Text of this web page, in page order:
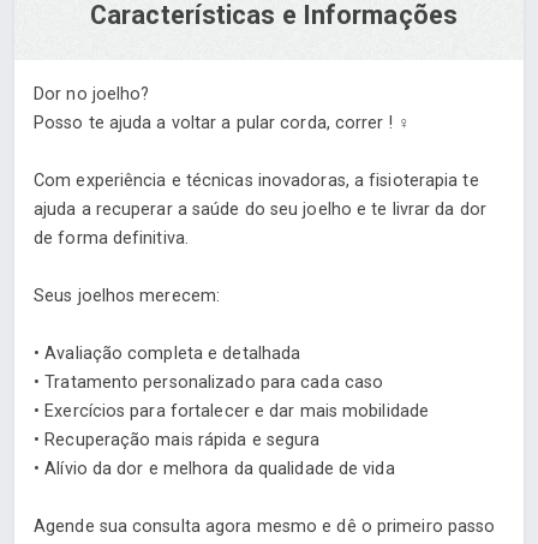
Características e Informações
Dor no joelho?
Posso te ajuda a voltar a pular corda, correr ! ‍♀️
Com experiência e técnicas inovadoras, a fisioterapia te
ajuda a recuperar a saúde do seu joelho e te livrar da dor
de forma definitiva.
Seus joelhos merecem:
• Avaliação completa e detalhada
• Tratamento personalizado para cada caso
• Exercícios para fortalecer e dar mais mobilidade
• Recuperação mais rápida e segura
• Alívio da dor e melhora da qualidade de vida
Agende sua consulta agora mesmo e dê o primeiro passo